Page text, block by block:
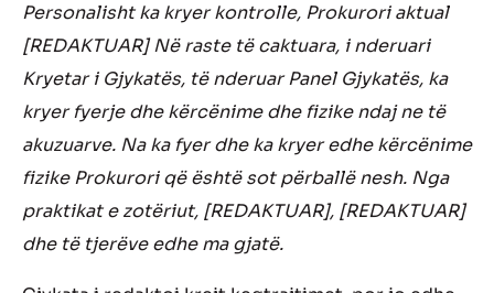
Personalisht ka kryer kontrolle, Prokurori aktual
[REDAKTUAR] Në raste të caktuara, i nderuari
Kryetar i Gjykatës, të nderuar Panel Gjykatës, ka
kryer fyerje dhe kërcënime dhe fizike ndaj ne të
akuzuarve. Na ka fyer dhe ka kryer edhe kërcënime
fizike Prokurori që është sot përballë nesh. Nga
praktikat e zotëriut, [REDAKTUAR], [REDAKTUAR]
dhe të tjerëve edhe ma gjatë.